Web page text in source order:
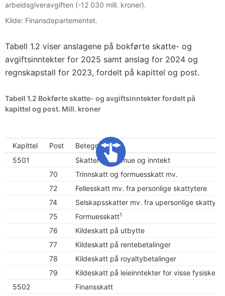
arbeidsgiveravgiften (-12 030 mill. kroner).
Kilde: Finansdepartementet.
Tabell 1.2 viser anslagene på bokførte skatte- og
avgiftsinntekter for 2025 samt anslag for 2024 og
regnskapstall for 2023, fordelt på kapittel og post.
Tabell 1.2 Bokførte skatte- og avgiftsinntekter fordelt på
kapittel og post. Mill. kroner
Kapittel Post
Betegnelse
5501
Skatter på formue og inntekt
70
Trinnskatt og formuesskatt mv.
72
Fellesskatt mv. fra personlige skattytere
74
Selskapsskatter mv. fra upersonlige
75
Formuesskatt1
76
Kildeskatt på utbytte
77
Kildeskatt på rentebetalinger
78
Kildeskatt på royaltybetalinger
79
Kildeskatt på leieinntekter for visse fysiske
5502
Finansskatt